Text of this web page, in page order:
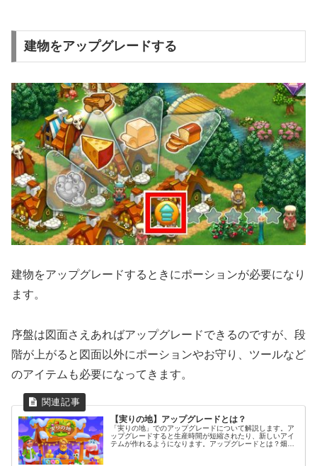
建物をアップグレードする
建物をアップグレードするときにポーションが必要になり
ます。
序盤は図面さえあればアップグレードできるのですが、段
階が上がると図面以外にポーションやお守り、ツールなど
のアイテムも必要になってきます。
【実りの地】アップグレードとは？
「実りの地」でのアップグレードについて解説します。ア
ップグレードすると生産時間が短縮されたり、新しいアイ
テムが作れるようになります。アップグレードとは？畑や